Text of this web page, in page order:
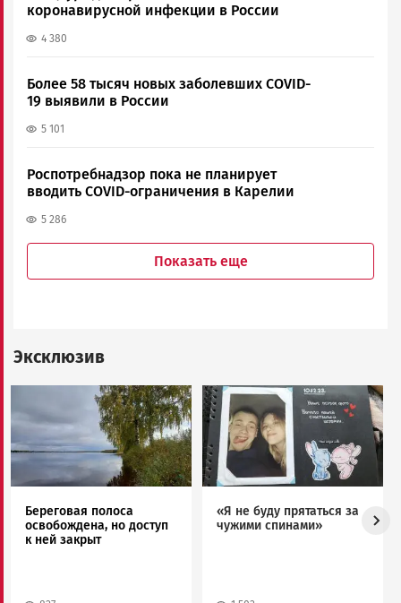
коронавирусной инфекции в России
4 380
Более 58 тысяч новых заболевших COVID-
19 выявили в России
5 101
Роспотребнадзор пока не планирует
вводить COVID-ограничения в Карелии
5 286
Показать еще
Эксклюзив
Береговая полоса
освобождена, но доступ
к ней закрыт
Image
«Я не буду прятаться за
чужими спинами»